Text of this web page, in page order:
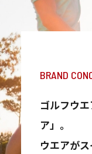
BRAND
ゴルフウ
ア」。
ウエアがス